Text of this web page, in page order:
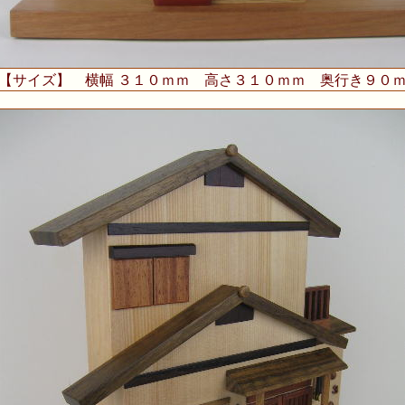
イズ】 横幅 ３１０ｍｍ 高さ３１０ｍｍ 奥行き９０